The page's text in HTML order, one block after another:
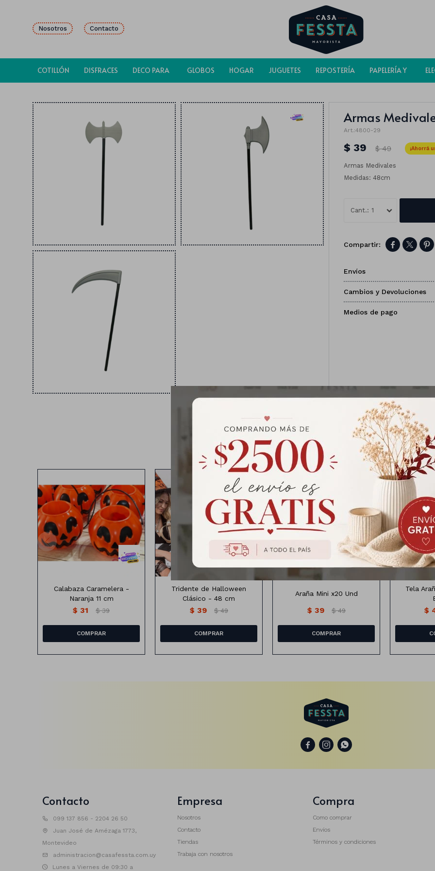
COTILLÓN DISFRACES DECO PARA GLOBOS HOGAR JUGUETES REPOSTERÍA PAPELERÍA Y
Nosotros Contacto
Armas
4800-29
$ 39 $ 49
Armas Medivales
Medidas: 48cm
1
  
Envíos
Cambios y Devoluciones
Medios de pago
Productos que te pueden interesar
11CM
Calabaza Caramelera -
Naranja 11 cm
$ 31 $ 39
Tridente de Halloween Clásico
Tridente de Halloween
Clásico - 48 cm
$ 39 $ 49
Araña mini x20 unidades
Araña Mini x20 Und
$ 39 $ 49
Tela
Tela
$
  
Contacto
099 137 856 - 2204 26 50
Juan José de Amézaga 1773,
Montevideo
administracion@casafessta.com.uy
Lunes a Viernes de 09:30 a
Empresa
Nosotros
Contacto
Tiendas
Trabaja con nosotros
Compra
Como comprar
Envíos
Términos y condiciones